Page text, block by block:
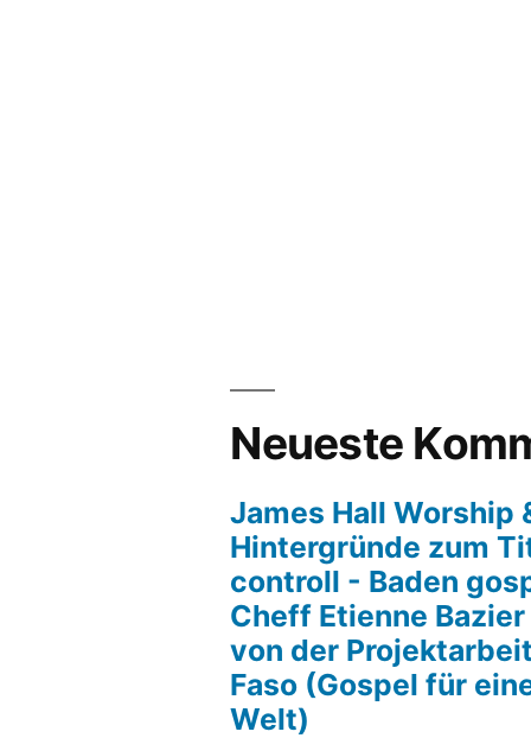
Neueste
James Hall Worship
Hintergründe zum
controll - Baden
Cheff Etienne
von der
Faso (Gospel für
Welt)